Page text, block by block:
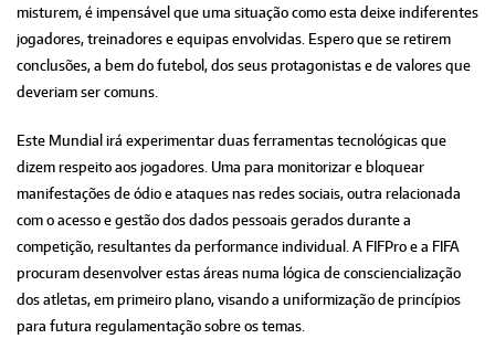
misturem, é impensável que uma situação como esta deixe indiferentes
jogadores, treinadores e equipas envolvidas. Espero que se retirem
conclusões, a bem do futebol, dos seus protagonistas e de valores que
deveriam ser comuns.
Este Mundial irá experimentar duas ferramentas tecnológicas que
dizem respeito aos jogadores. Uma para monitorizar e bloquear
manifestações de ódio e ataques nas redes sociais, outra relacionada
com o acesso e gestão dos dados pessoais gerados durante a
competição, resultantes da performance individual. A FIFPro e a FIFA
procuram desenvolver estas áreas numa lógica de consciencialização
dos atletas, em primeiro plano, visando a uniformização de princípios
para futura regulamentação sobre os temas.